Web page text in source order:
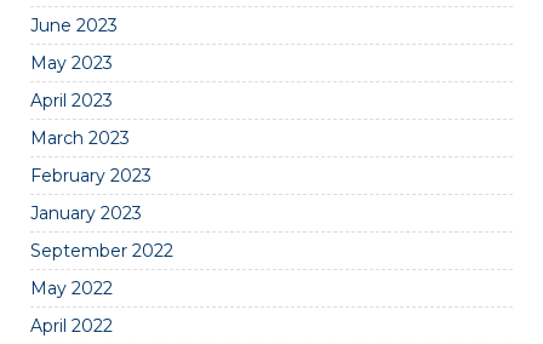
June 2023
May 2023
April 2023
March 2023
February 2023
January 2023
September 2022
May 2022
April 2022